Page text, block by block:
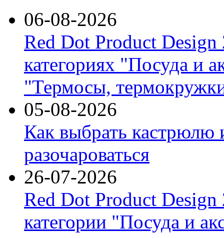
06-08-2026
Red Dot Product Design
категориях "Посуда и
"Термосы,
05-08-2026
Как выбрать кастрюлю
разочароваться
26-07-2026
Red Dot Product Design
категории "Посуда и